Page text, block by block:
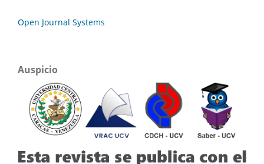
Open Journal Systems
Auspicio